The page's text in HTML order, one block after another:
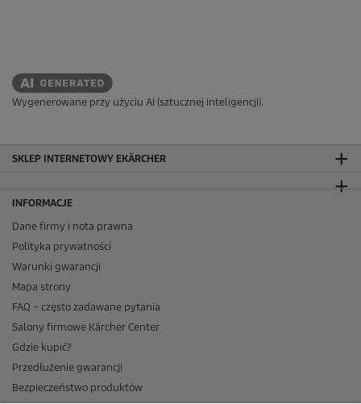
Wygenerowane przy użyciu AI (sztucznej inteligencji).
SKLEP INTERNETOWY EKÄRCHER
INFORMACJE
Dane firmy i nota prawna
Polityka prywatności
Warunki gwarancji
Mapa strony
FAQ – często zadawane pytania
Salony firmowe Kärcher Center
Gdzie kupić?
Przedłużenie gwarancji
Bezpieczeństwo produktów